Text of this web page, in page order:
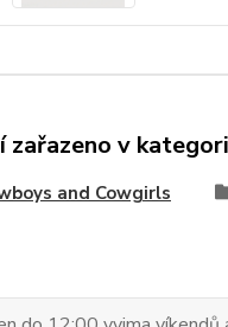
zařazeno v
and Cowgirls